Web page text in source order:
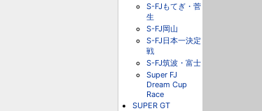
S-FJもてぎ・菅
生
S-FJ岡山
S-FJ日本一決定
戦
S-FJ筑波・富士
Super FJ
Dream Cup
Race
SUPER GT